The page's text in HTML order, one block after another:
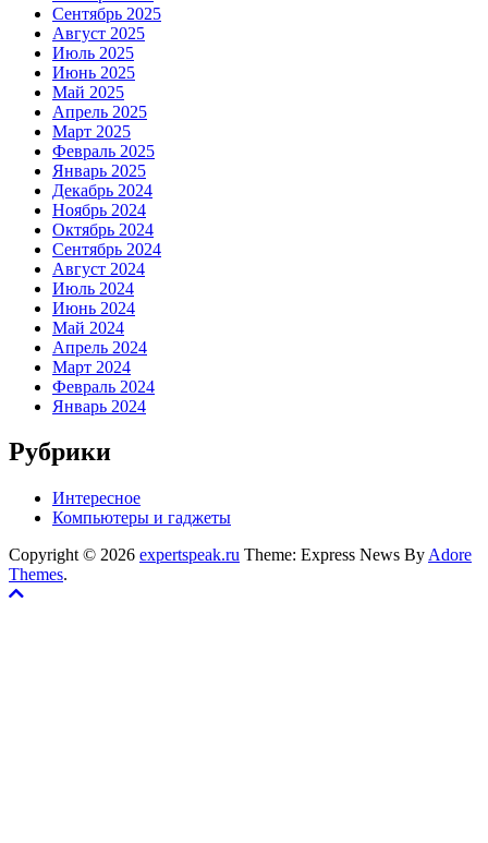
Сентябрь 2025
Август 2025
Июль 2025
Июнь 2025
Май 2025
Апрель 2025
Март 2025
Февраль 2025
Январь 2025
Декабрь 2024
Ноябрь 2024
Октябрь 2024
Сентябрь 2024
Август 2024
Июль 2024
Июнь 2024
Май 2024
Апрель 2024
Март 2024
Февраль 2024
Январь 2024
Рубрики
Интересное
Компьютеры и гаджеты
Copyright © 2026 expertspeak.ru Theme: Express News By Adore
Themes.